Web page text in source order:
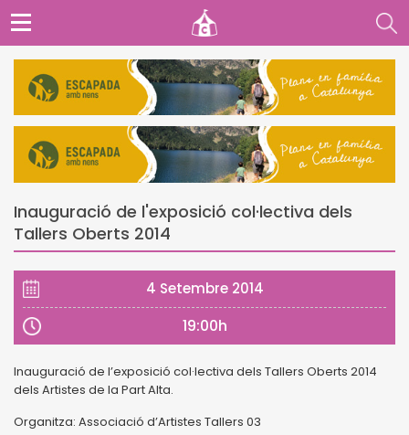
Inauguració de l'exposició col·lectiva dels
Tallers Oberts 2014
4 Setembre 2014
19:00h
Inauguració de l’exposició col·lectiva dels Tallers Oberts 2014
dels Artistes de la Part Alta.
Organitza: Associació d’Artistes Tallers 03